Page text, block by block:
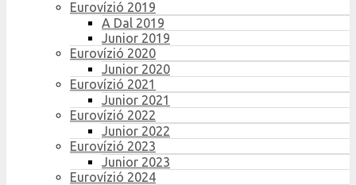
Eurovízió 2019
A Dal 2019
Junior 2019
Eurovízió 2020
Junior 2020
Eurovízió 2021
Junior 2021
Eurovízió 2022
Junior 2022
Eurovízió 2023
Junior 2023
Eurovízió 2024